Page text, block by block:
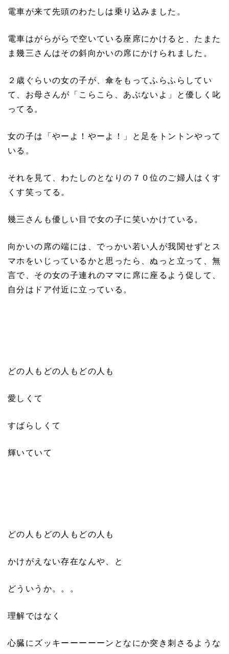
電車が来て先頭のわたしは乗り込みました。
電車はがらがらで空いている座席にかけると、たまた
ま幾三さんはその斜向かいの席にかけられました。
２歳ぐらいの女の子が、傘をもってふらふらしてい
て、お母さんが「こらこら、あぶないよ」と優しく叱
ってる。
女の子は「やーよ！やーよ！」と足をトントンやって
いる。
それを見て、わたしのとなりの７０位のご婦人はくす
くす笑ってる。
幾三さんも優しい目で女の子に笑いかけている。
向かいの席の端には、でっかい若い人が我関せずとス
マホをいじっているかと思ったら、ぬっと立って、無
言で、その女の子連れのママに席に座るよう促して、
自分はドア付近に立っている。
どの人もどの人もどの人も
愛しくて
すばらしくて
輝いていて
どの人もどの人もどの人も
かけがえない存在なんや、と
どういうか。。。
理解ではなく
心臓にズッキーーーーーンとなにか突き刺さるような